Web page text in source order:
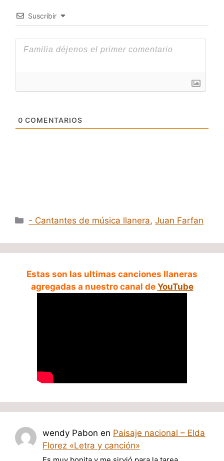
Suscribir
0 COMENTARIOS
Categorías
- Cantantes de música llanera,Juan Farfan
Estas son las ultimas canciones llaneras
agregadas a nuestro canal de YouTube
wendy Pabon en Paisaje nacional – Elda
Florez «Letra y canción»